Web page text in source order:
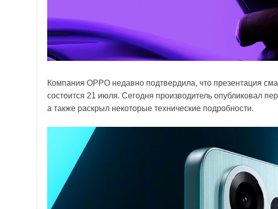
Компания OPPO недавно подтвердила, что презентация
состоится 21 июля. Сегодня производитель опубликовал
а также раскрыл некоторые технические подробности.